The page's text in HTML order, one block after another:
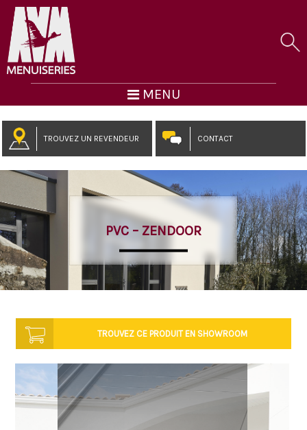
MENU
TROUVEZ UN REVENDEUR CONTACT
PVC – ZENDOOR
TROUVEZ CE PRODUIT EN SHOWROOM